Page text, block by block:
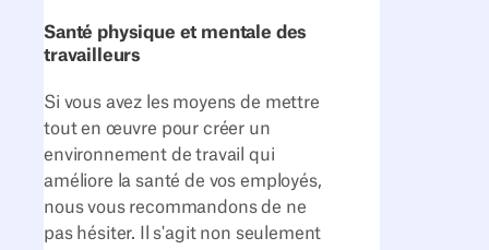
Santé physique et mentale des
travailleurs
Si vous avez les moyens de mettre
tout en œuvre pour créer un
environnement de travail qui
améliore la santé de vos employés,
nous vous recommandons de ne
pas hésiter. Il s'agit non seulement